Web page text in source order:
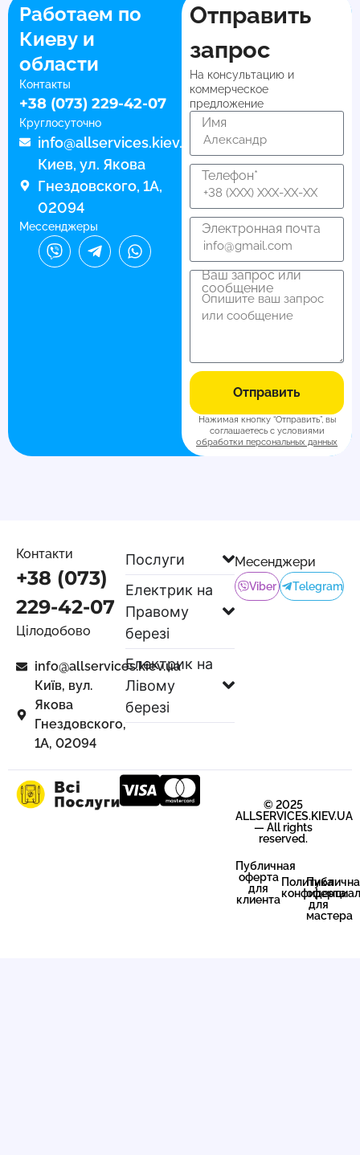
Работаем по
Киеву и
области
Контакты
+38 (073) 229-42-07
Круглосуточно
info@allservices.kiev.ua
Киев, ул. Якова
Гнездовского, 1А,
02094
Мессенджеры
Отправить
запрос
На консультацию и
коммерческое
предложение
Имя
Телефон*
Электронная почта
Ваш запрос или
сообщение
Отправить
Нажимая кнопку “Отправить”, вы
соглашаетесь с условиями
обработки персональных данных
Контакти
+38 (073)
229-42-07
Цілодобово
info@allservices.kiev.ua
Київ, вул.
Якова
Гнездовского,
1А, 02094
Послуги
Електрик на
Правому
березі
Електрик на
Лівому
березі
Месенджери
Viber Telegram
Политика
Публичная
оферта
для
клиента
оферта
для
мастера
© 2025
ALLSERVICES.KIEV.UA
— All rights
reserved.